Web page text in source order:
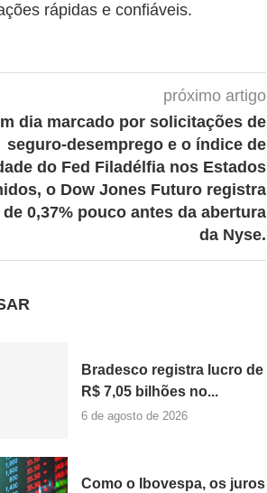
rápidas e confiáveis.
próximo artigo
dia marcado por solicitações de
seguro-desemprego e o índice de
do Fed Filadélfia nos Estados
o Dow Jones Futuro registra
0,37% pouco antes da abertura
da Nyse.
Bradesco registra lucro de
R$ 7,05 bilhões no...
6 de agosto de 2026
Como o Ibovespa, os juros